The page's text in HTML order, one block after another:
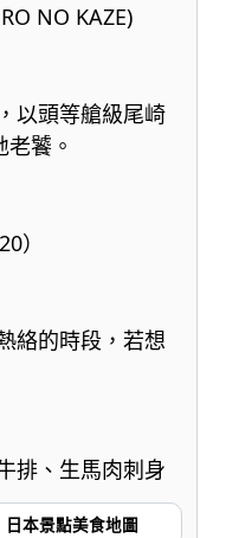
NO KAZE)
以頭等艙級尾崎
饕。
）
絡的時段，若想
排、生馬肉刺身
日本景點美食地圖